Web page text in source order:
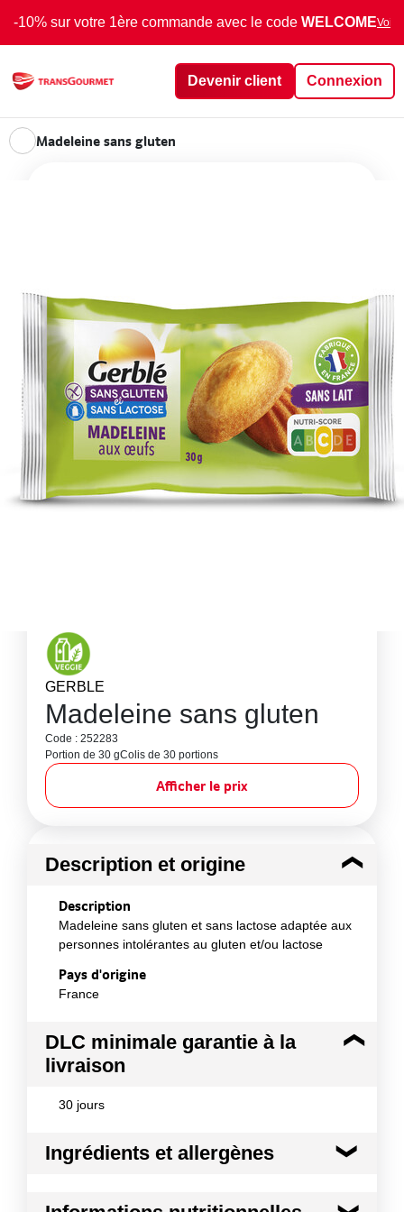
-10% sur votre 1ère commande avec le code WELCOMEVoir
Devenir client Connexion
Madeleine sans gluten
GERBLE
Madeleine sans gluten
Code : 252283
Portion de 30 gColis de 30 portions
Afficher le prix
Description et origine
Description
Madeleine sans gluten et sans lactose adaptée aux
personnes intolérantes au gluten et/ou lactose
Pays d'origine
France
DLC minimale garantie à la
livraison
30 jours
Ingrédients et allergènes